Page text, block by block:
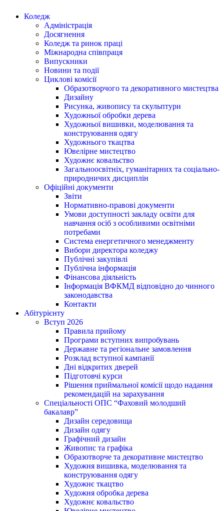
Коледж
Адміністрація
Досягнення
Коледж та ринок праці
Міжнародна співпраця
Випускники
Новини та події
Циклові комісії
Образотворчого та декоративного мистецтва
Дизайну
Рисунка, живопису та скульптури
Художньої обробки дерева
Художньої вишивки, моделювання та
конструювання одягу
Художнього ткацтва
Ювелірне мистецтво
Художнє ковальство
Загальноосвітніх, гуманітарних та соціально-
природничих дисциплін
Офіційні документи
Звіти
Нормативно-правові документи
Умови доступності закладу освіти для
навчання осіб з особливими освітніми
потребами
Система енергетичного менеджменту
Вибори директора коледжу
Публічні закупівлі
Публічна інформація
Фінансова діяльність
Інформація ВФКМД відповідно до чинного
законодавства
Контакти
Абітурієнту
Вступ 2026
Правила прийому
Програми вступних випробувань
Державне та регіональне замовлення
Розклад вступної кампанії
Дні відкритих дверей
Підготовчі курси
Рішення приймальної комісії щодо надання
рекомендацій на зарахування
Спеціальності ОПС “Фаховий молодший
бакалавр”
Дизайн середовища
Дизайн одягу
Графічний дизайн
Живопис та графіка
Образотворче та декоративне мистецтво
Художня вишивка, моделювання та
конструювання одягу
Художнє ткацтво
Художня обробка дерева
Художнє ковальство